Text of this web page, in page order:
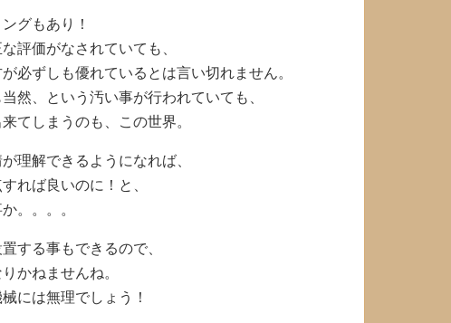
グもあり！
評価がなされていても、
必ずしも優れているとは言い切れません。
然、という汚い事が行われていても、
てしまうのも、この世界。
理解できるようになれば、
れば良いのに！と、
。。。。
する事もできるので、
かねませんね。
には無理でしょう！